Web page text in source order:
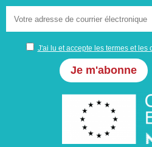
J'ai lu et accepte les termes et les